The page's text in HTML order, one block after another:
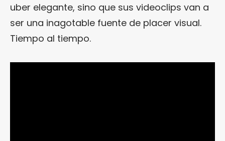
uber elegante, sino que sus videoclips van a
ser una inagotable fuente de placer visual.
Tiempo al tiempo.